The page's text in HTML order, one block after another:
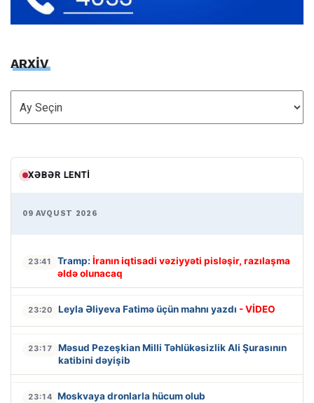
ARXİV
ARXİV
XƏBƏR LENTI
09 AVQUST 2026
23:41 Tramp: İranın iqtisadi vəziyyəti pisləşir, razılaşma
əldə olunacaq
23:20 Leyla Əliyeva Fatimə üçün mahnı yazdı - VİDEO
23:17
Məsud Pezeşkian Milli Təhlükəsizlik Ali Şurasının
katibini dəyişib
23:14 Moskvaya dronlarla hücum olub